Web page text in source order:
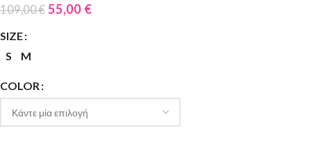
109,00€ 55,00 €
SIZE
S
M
COLOR